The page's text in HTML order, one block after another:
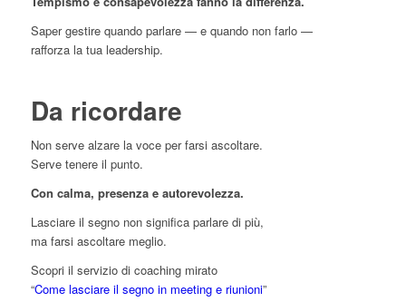
Saper gestire quando parlare — e quando non farlo —
rafforza la tua leadership.
Da ricordare
Non serve alzare la voce per farsi ascoltare.
Serve tenere il punto.
Con calma, presenza e autorevolezza.
Lasciare il segno non significa parlare di più,
ma farsi ascoltare meglio.
Scopri il servizio di coaching mirato
“Come lasciare il segno in meeting e riunioni”